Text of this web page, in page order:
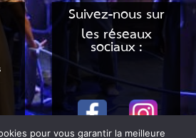
Suivez-nous sur
les réseaux
sociaux :
pour vous garantir la meilleure